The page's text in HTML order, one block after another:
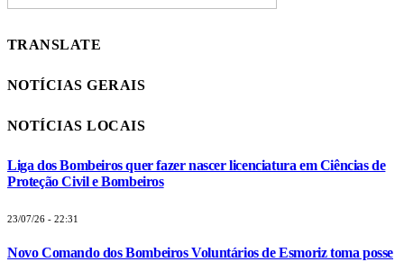
TRANSLATE
NOTÍCIAS GERAIS
NOTÍCIAS LOCAIS
Liga dos Bombeiros quer fazer nascer licenciatura em Ciências de
Proteção Civil e Bombeiros
23/07/26 - 22:31
Novo Comando dos Bombeiros Voluntários de Esmoriz toma posse